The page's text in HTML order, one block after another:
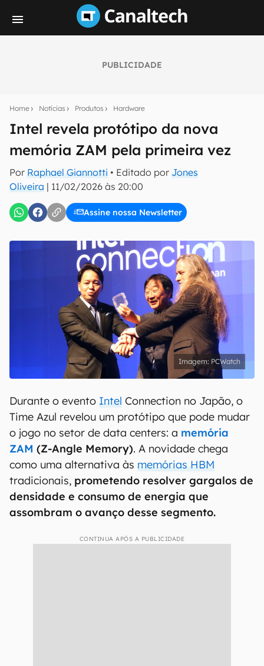
PUBLICIDADE
Home Notícias Produtos Hardware
Intel revela protótipo da nova
memória ZAM pela primeira vez
Por Raphael Giannotti • Editado por Jones
Oliveira | 11/02/2026 às 20:00
Assine nossa Newsletter
notícias e reviews sobre tecnologia em primeira
mão.
E-mail
Uso e Política de Privacidade do Canaltech.
PCWatch
Durante o evento Intel Connection no Japão, o
Time Azul revelou um protótipo que pode mudar
o jogo no setor de data centers: a memória
ZAM (Z-Angle Memory). A novidade chega
como uma alternativa às memórias HBM
tradicionais, prometendo resolver gargalos de
densidade e consumo de energia que
assombram o avanço desse segmento.
CONTINUA APÓS A PUBLICIDADE